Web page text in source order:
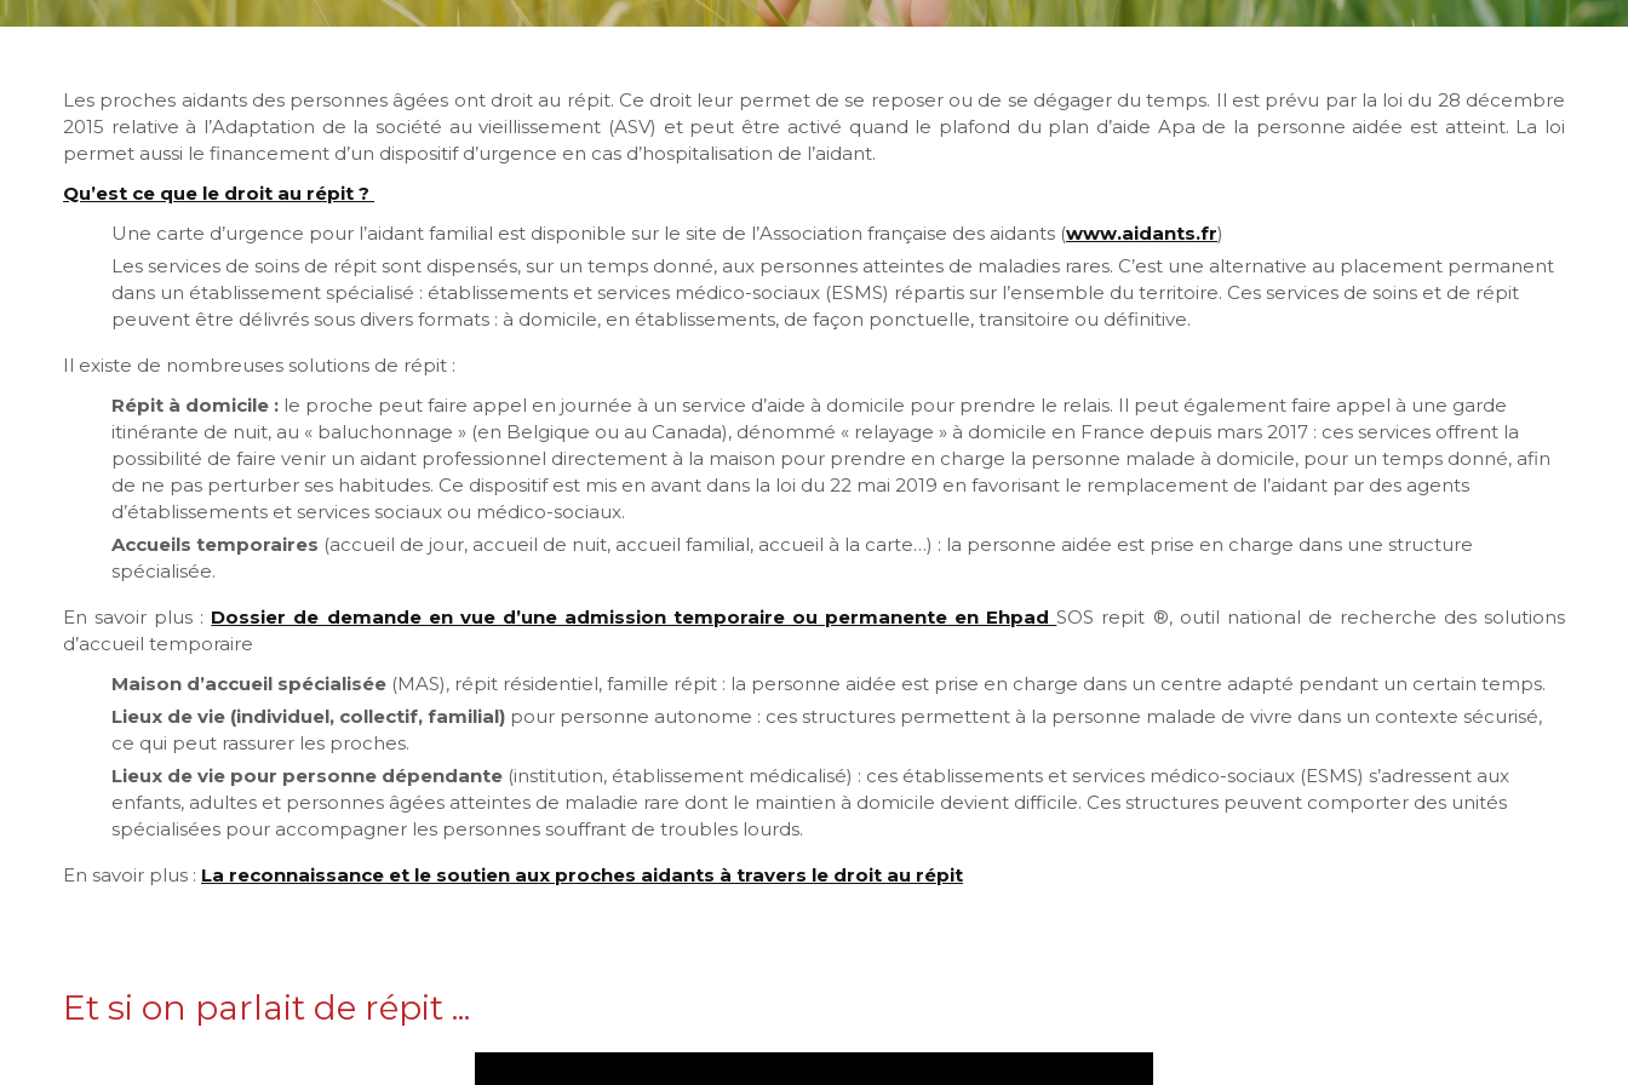
Les proches aidants des personnes âgées ont droit au répit. Ce droit leur permet de se reposer ou de se dégager du temps. Il est prévu par la loi du 28 décembre
2015 relative à l’Adaptation de la société au vieillissement (ASV) et peut être activé quand le plafond du plan d’aide Apa de la personne aidée est atteint. La loi
permet aussi le financement d’un dispositif d’urgence en cas d’hospitalisation de l’aidant.
Qu’est ce que le droit au répit ?
Une carte d’urgence pour l’aidant familial est disponible sur le site de l’Association française des aidants (www.aidants.fr)
Les services de soins de répit sont dispensés, sur un temps donné, aux personnes atteintes de maladies rares. C’est une alternative au placement permanent
dans un établissement spécialisé : établissements et services médico-sociaux (ESMS) répartis sur l’ensemble du territoire. Ces services de soins et de répit
peuvent être délivrés sous divers formats : à domicile, en établissements, de façon ponctuelle, transitoire ou définitive.
Il existe de nombreuses solutions de répit :
Répit à domicile : le proche peut faire appel en journée à un service d’aide à domicile pour prendre le relais. Il peut également faire appel à une garde
itinérante de nuit, au « baluchonnage » (en Belgique ou au Canada), dénommé « relayage » à domicile en France depuis mars 2017 : ces services offrent la
possibilité de faire venir un aidant professionnel directement à la maison pour prendre en charge la personne malade à domicile, pour un temps donné, afin
de ne pas perturber ses habitudes. Ce dispositif est mis en avant dans la loi du 22 mai 2019 en favorisant le remplacement de l’aidant par des agents
d’établissements et services sociaux ou médico-sociaux.
Accueils temporaires (accueil de jour, accueil de nuit, accueil familial, accueil à la carte…) : la personne aidée est prise en charge dans une structure
spécialisée.
En savoir plus : Dossier de demande en vue d’une admission temporaire ou permanente en EhpadSOS repit ®, outil national de recherche des solutions
d’accueil temporaire
Maison d’accueil spécialisée (MAS), répit résidentiel, famille répit : la personne aidée est prise en charge dans un centre adapté pendant un certain temps.
Lieux de vie (individuel, collectif, familial) pour personne autonome : ces structures permettent à la personne malade de vivre dans un contexte sécurisé,
ce qui peut rassurer les proches.
Lieux de vie pour personne dépendante (institution, établissement médicalisé) : ces établissements et services médico-sociaux (ESMS) s’adressent aux
enfants, adultes et personnes âgées atteintes de maladie rare dont le maintien à domicile devient difficile. Ces structures peuvent comporter des unités
spécialisées pour accompagner les personnes souffrant de troubles lourds.
En savoir plus : La reconnaissance et le soutien aux proches aidants à travers le droit au répit
Et si on parlait de répit ...